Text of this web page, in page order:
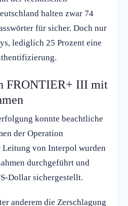
halten zwar 74
für sicher. Doch nur
lediglich 25 Prozent eine
FRONTIER+ III mit
konnte beachtliche
der Operation
von Interpol wurden
durchgeführt und
Dollar sichergestellt.
anderem die Zerschlagung